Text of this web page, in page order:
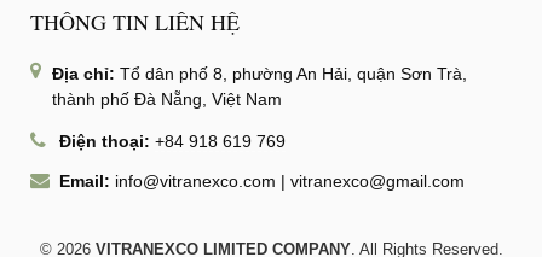
THÔNG TIN LIÊN HỆ
Địa chỉ: Tổ dân phố 8, phường An Hải, quận Sơn Trà,
thành phố Đà Nẵng, Việt Nam
Điện thoại: +84 918 619 769
Email: info@vitranexco.com | vitranexco@gmail.com
© 2026 VITRANEXCO LIMITED COMPANY. All Rights Reserved.